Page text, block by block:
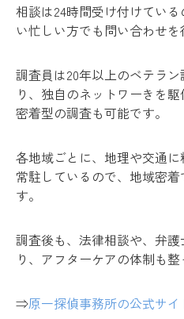
相談は24時間受け付けてい
い忙しい方でも問い合わせを
調査員は20年以上のベテラ
り、独自のネットワーきを
密着型の調査も可能です。
各地域ごとに、地理や交通
常駐しているので、地域密
す。
調査後も、法律相談や、弁
り、アフターケアの体制も整
⇒原一探偵事務所の公式サイ